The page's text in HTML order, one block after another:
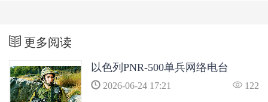
更多阅读
以色列PNR-500单兵网络电台
2026-06-24 17:21 122